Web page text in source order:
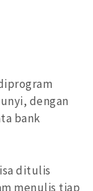
dengan
bank
ditulis
menulis tiap